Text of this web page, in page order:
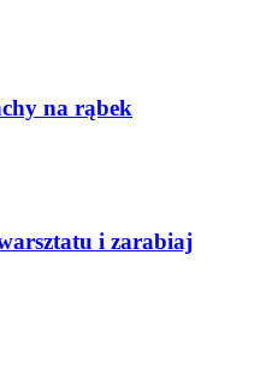
na rąbek
i zarabiaj